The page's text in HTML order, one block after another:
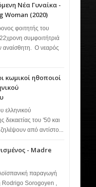
Νέα Γυναίκα -
Woman (2020)
φοιτητής του
συμφοιτήτριά
αναίσθητη. Ο νεαρός
κωμικοί ηθοποιοί
ελληνικού
δεκαετίας του '50 και
από αντίστο...
- Madre
παραγωγή
Sorogoyen ,